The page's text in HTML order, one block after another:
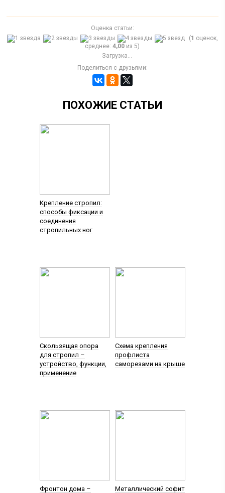
Оценка статьи:
(1 оценок,
среднее:4,00 из 5)
Загрузка...
Поделиться с друзьями:
ПОХОЖИЕ СТАТЬИ
Крепление стропил:
способы фиксации и
соединения
стропильных ног
Скользящая опора
для стропил –
устройство, функции,
применение
Схема крепления
профлиста
саморезами на крыше
Фронтон дома –
Металлический софит